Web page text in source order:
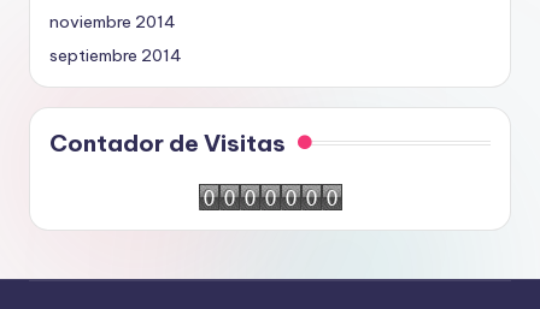
noviembre 2014
septiembre 2014
Contador de Visitas